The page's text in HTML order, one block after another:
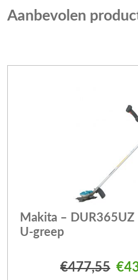
Aanbevolen
Makita – DUR365UZ
U-greep
€477,55 €